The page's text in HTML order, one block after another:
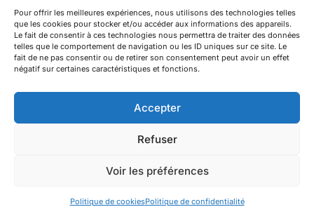
Pour offrir les meilleures expériences, nous utilisons des technologies telles
que les cookies pour stocker et/ou accéder aux informations des appareils.
Le fait de consentir à ces technologies nous permettra de traiter des données
telles que le comportement de navigation ou les ID uniques sur ce site. Le
fait de ne pas consentir ou de retirer son consentement peut avoir un effet
négatif sur certaines caractéristiques et fonctions.
Accepter
Refuser
Voir les préférences
Politique de cookiesPolitique de confidentialité
Tous droits réservés.